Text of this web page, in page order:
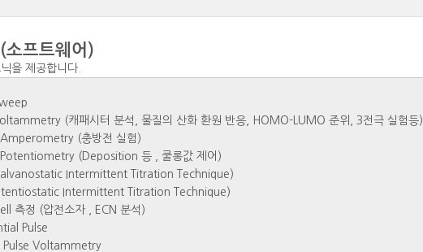
프트웨어)
을 제공합니다.
(캐패시터 분석, 물질의 산화 환원 반응, HOMO-LUMO 준위, 3전극 실험등)
(충방전 실험)
(Deposition 등 , 쿨롱값 제어)
Intermittent Titration Technique)
Intermittent Titration Technique)
측정 (압전소자 , ECN 분석)
Pulse
Pulse Voltammetry